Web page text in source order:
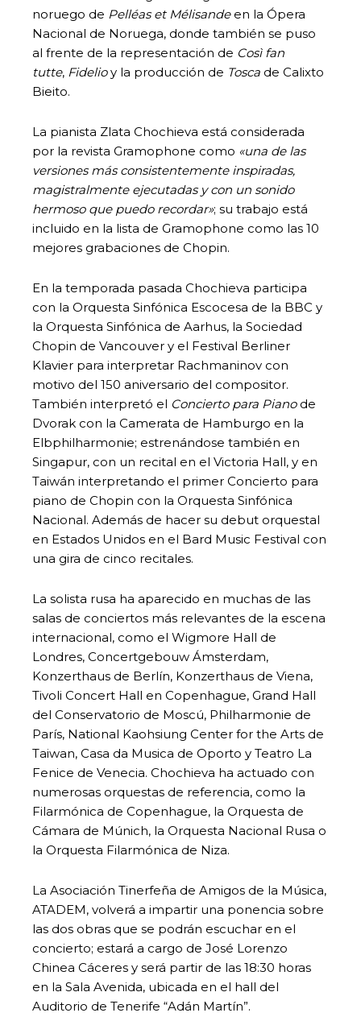
noruego de Pelléas et Mélisandeen la Ópera
Nacional de Noruega, donde también se puso
al frente de la representación de Così fan
tutte, Fidelioy la producción de Tosca de Calixto
Bieito.
La pianista Zlata Chochieva está considerada
por la revista Gramophone como «una de las
versiones más consistentemente inspiradas,
magistralmente ejecutadas y con un sonido
hermoso que puedo recordar»; su trabajo está
incluido en la lista de Gramophone como las 10
mejores grabaciones de Chopin.
En la temporada pasada Chochieva participa
con la Orquesta Sinfónica Escocesa de la BBC y
la Orquesta Sinfónica de Aarhus, la Sociedad
Chopin de Vancouver y el Festival Berliner
Klavier para interpretar Rachmaninov con
motivo del 150 aniversario del compositor.
También interpretó el Concierto para Pianode
Dvorak con la Camerata de Hamburgo en la
Elbphilharmonie; estrenándose también en
Singapur, con un recital en el Victoria Hall, y en
Taiwán interpretando el primer Concierto para
piano de Chopin con la Orquesta Sinfónica
Nacional. Además de hacer su debut orquestal
en Estados Unidos en el Bard Music Festival con
una gira de cinco recitales.
La solista rusa ha aparecido en muchas de las
salas de conciertos más relevantes de la escena
internacional, como el Wigmore Hall de
Londres, Concertgebouw Ámsterdam,
Konzerthaus de Berlín, Konzerthaus de Viena,
Tivoli Concert Hall en Copenhague, Grand Hall
del Conservatorio de Moscú, Philharmonie de
París, National Kaohsiung Center for the Arts de
Taiwan, Casa da Musica de Oporto y Teatro La
Fenice de Venecia. Chochieva ha actuado con
numerosas orquestas de referencia, como la
Filarmónica de Copenhague, la Orquesta de
Cámara de Múnich, la Orquesta Nacional Rusa o
la Orquesta Filarmónica de Niza.
La Asociación Tinerfeña de Amigos de la Música,
ATADEM, volverá a impartir una ponencia sobre
las dos obras que se podrán escuchar en el
concierto; estará a cargo de José Lorenzo
Chinea Cáceres y será partir de las 18:30 horas
en la Sala Avenida, ubicada en el hall del
Auditorio de Tenerife “Adán Martín”.